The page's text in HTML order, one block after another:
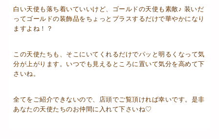
白い天使も落ち着いていいけど、ゴールドの天使も素敵♪ 装いだ
ってゴールドの装飾品をちょっとプラスするだけで華やかになり
ますよね！？
この天使たちも、そこにいてくれるだけでパッと明るくなって気
分が上がります。いつでも見えるところに置いて気分を高めて下
さいね。
全てをご紹介できないので、店頭でご覧頂ければ幸いです。是非
あなたの天使たちのお仲間に入れて下さいね♡